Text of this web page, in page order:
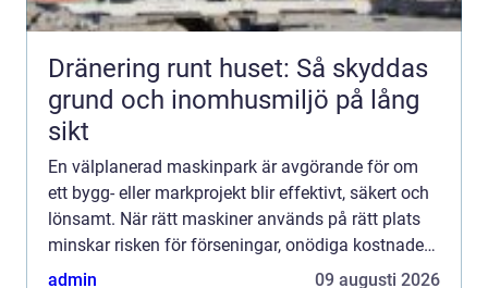
Dränering runt huset: Så skyddas
grund och inomhusmiljö på lång
sikt
En välplanerad maskinpark är avgörande för om
ett bygg- eller markprojekt blir effektivt, säkert och
lönsamt. När rätt maskiner används på rätt plats
minskar risken för förseningar, onödiga kostnader
och kvalitetsbrister. För både privatpersoner och ...
admin 09 augusti 2026